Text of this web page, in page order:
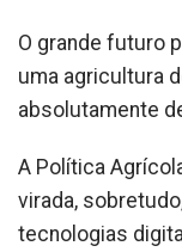
O grande futuro
uma agricultura
absolutamente
A Política
virada,
tecnologias